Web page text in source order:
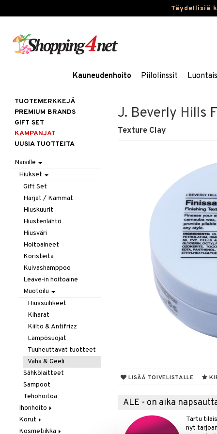
Täydellisiä
Kauneudenhoito Piilolinssit
J. Beverly Hills
Texture Clay
LISÄÄ TOIVELISTALLE
ALE - on aika
Tartu
nyt
TUOTEMERKKEJÄ
PREMIUM BRANDS
GIFT SET
KAMPANJAT
UUSIA TUOTTEITA
Naisille
Hiukset
Gift Set
Harjat / Kammat
Hiuskuurit
Hiustenlähtö
Hiusväri
Hoitoaineet
Koristeita
Kuivashamppoo
Leave-in hoitoaine
Muotoilu
Hiussuihkeet
Kiharat
Kiilto & Antifrizz
Lämpösuojat
Tuuheuttavat tuotteet
Vaha & Geeli
Sähkölaitteet
Sampoot
Tehohoitoa
Ihonhoito
Aurinkotuotteet
Erikoistuotteet
Korut
Kaulakorut
Kosmetiikka